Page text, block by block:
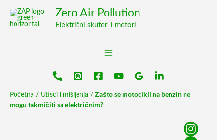
Zero Air Pollution
Električni skuteri i motori
Početna / Utisci i mišljenja / Zašto se motocikli na benzin ne
mogu takmičiti sa električnim?